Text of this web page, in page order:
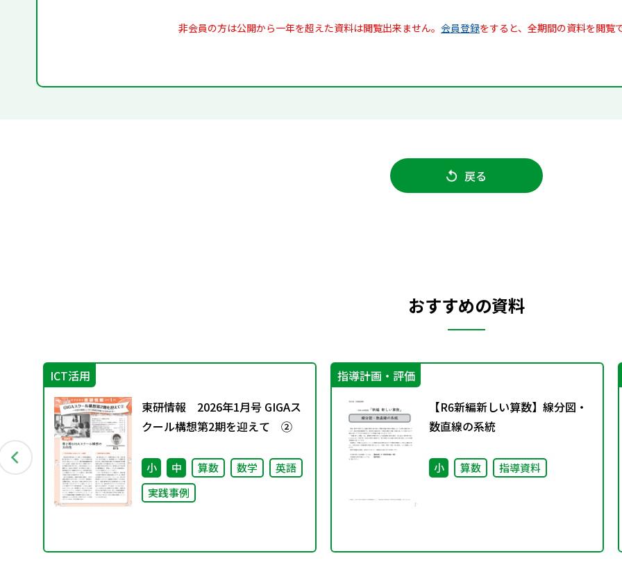
非会員の方は公開から一年を超えた資料は閲覧出来ません。 会員登録をすると、全期間の資料を閲覧
戻る
おすすめの資料
ICT活用
東研情報 2026年1月号 GIGAス
クール構想第2期を迎えて ②
小 中 算数 数学
英語
実践事例
指導計画・評価
【R6新編新しい算数】線分図・
数直線の系統
小 算数 指導資料